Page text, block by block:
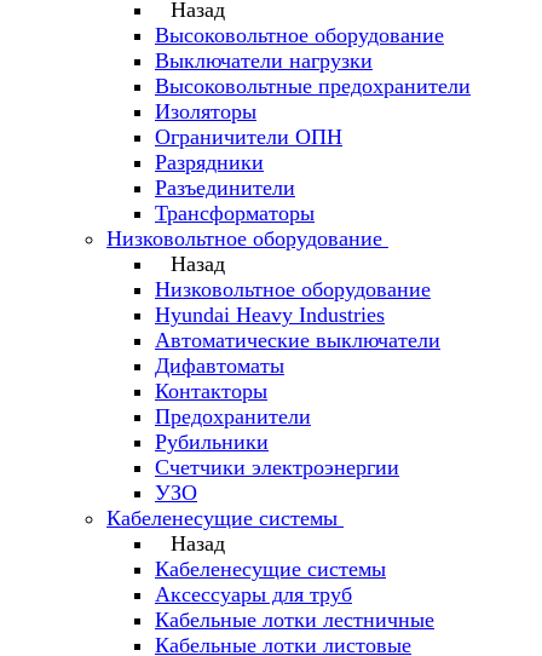
Назад
Высоковольтное оборудование
Выключатели нагрузки
Высоковольтные предохранители
Изоляторы
Ограничители ОПН
Разрядники
Разъединители
Трансформаторы
Низковольтное оборудование
Назад
Низковольтное оборудование
Hyundai Heavy Industries
Автоматические выключатели
Дифавтоматы
Контакторы
Предохранители
Рубильники
Счетчики электроэнергии
УЗО
Кабеленесущие системы
Назад
Кабеленесущие системы
Аксессуары для труб
Кабельные лотки лестничные
Кабельные лотки листовые